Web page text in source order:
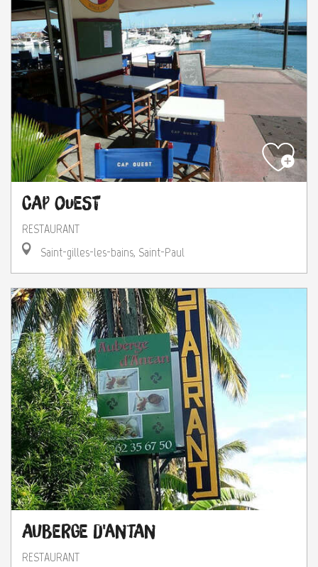
Cap Ouest
RESTAURANT
Saint-gilles-les-bains, Saint-Paul
Auberge d'Antan
RESTAURANT